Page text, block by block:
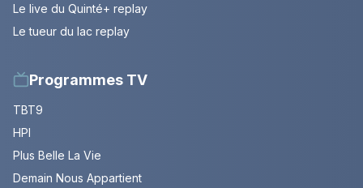
Le live du Quinté+ replay
Le tueur du lac replay
Programmes TV
TBT9
HPI
Plus Belle La Vie
Demain Nous Appartient